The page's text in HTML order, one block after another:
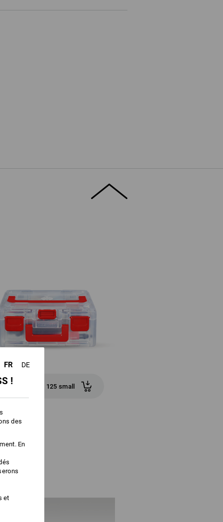
STRAUSSbox 125 small
FR DE
!
des
En
et